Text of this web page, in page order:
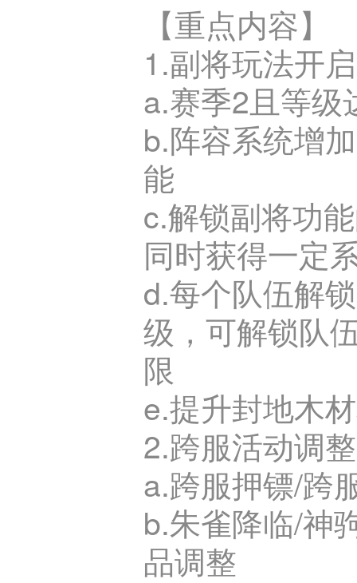
【重点内容】
1.副将玩法开启
a.赛季2且等级
b.阵容系统增
能
c.解锁副将功
同时获得一定
d.每个队伍解
级，可解锁队
限
e.提升封地木
2.跨服活动调整
a.跨服押镖/跨
b.朱雀降临/神
品调整